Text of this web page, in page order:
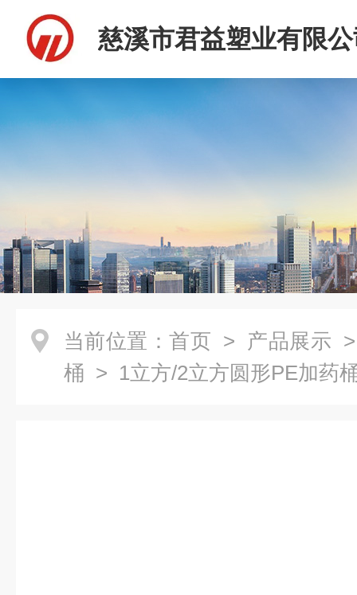
慈溪市君益塑业有限
当前位置： 首页 > 产品展示
桶 > 1立方/2立方圆形PE加药